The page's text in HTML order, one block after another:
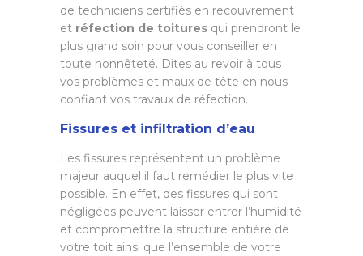
de techniciens certifiés en recouvrement
et réfection de toitures qui prendront le
plus grand soin pour vous conseiller en
toute honnêteté. Dites au revoir à tous
vos problèmes et maux de tête en nous
confiant vos travaux de réfection.
Fissures et infiltration d’eau
Les fissures représentent un problème
majeur auquel il faut remédier le plus vite
possible. En effet, des fissures qui sont
négligées peuvent laisser entrer l’humidité
et compromettre la structure entière de
votre toit ainsi que l’ensemble de votre